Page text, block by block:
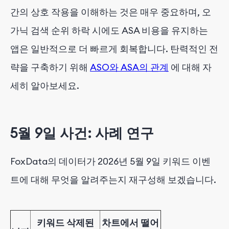
간의 상호 작용을 이해하는 것은 매우 중요하며, 오
가닉 검색 순위 하락 시에도 ASA 비용을 유지하는
앱은 일반적으로 더 빠르게 회복합니다. 탄력적인 전
략을 구축하기 위해 ASO와 ASA의 관계 에 대해 자
세히 알아보세요.
5월 9일 사건: 사례 연구
FoxData의 데이터가 2026년 5월 9일 키워드 이벤
트에 대해 무엇을 알려주는지 재구성해 보겠습니다.
키워드 삭제된 차트에서 떨어